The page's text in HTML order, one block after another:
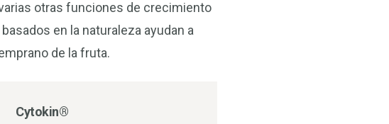
otras funciones de crecimiento
en la naturaleza ayudan a
de la fruta.
Cytokin®